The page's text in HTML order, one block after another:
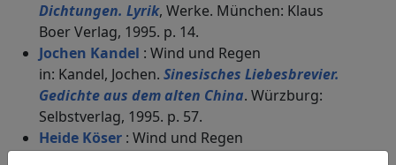
Dichtungen. Lyrik, Werke. München: Klaus
Boer Verlag, 1995. p. 14.
Jochen Kandel : Wind und Regen
in: Kandel, Jochen. Sinesisches Liebesbrevier.
Gedichte aus dem alten China. Würzburg:
Selbstverlag, 1995. p. 57.
Heide Köser : Wind und Regen